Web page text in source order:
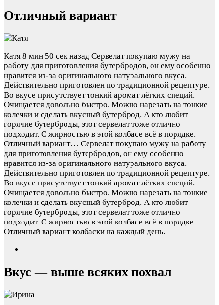
Отличный вариант
Катя 8 мин 50 сек назад Сервелат покупаю мужу на
работу для приготовления бутербродов, он ему особенно
нравится из-за оригинального натурального вкуса.
Действительно приготовлен по традиционной рецептуре.
Во вкусе присутствует тонкий аромат лёгких специй.
Очищается довольно быстро. Можно нарезать на тонкие
колечки и сделать вкусный бутерброд. А кто любит
горячие бутерброды, этот сервелат тоже отлично
подходит. С жирностью в этой колбасе всё в порядке.
Отличный вариант… Сервелат покупаю мужу на работу
для приготовления бутербродов, он ему особенно
нравится из-за оригинального натурального вкуса.
Действительно приготовлен по традиционной рецептуре.
Во вкусе присутствует тонкий аромат лёгких специй.
Очищается довольно быстро. Можно нарезать на тонкие
колечки и сделать вкусный бутерброд. А кто любит
горячие бутерброды, этот сервелат тоже отлично
подходит. С жирностью в этой колбасе всё в порядке.
Отличный вариант колбаски на каждый день.
Вкус — выше всяких похвал